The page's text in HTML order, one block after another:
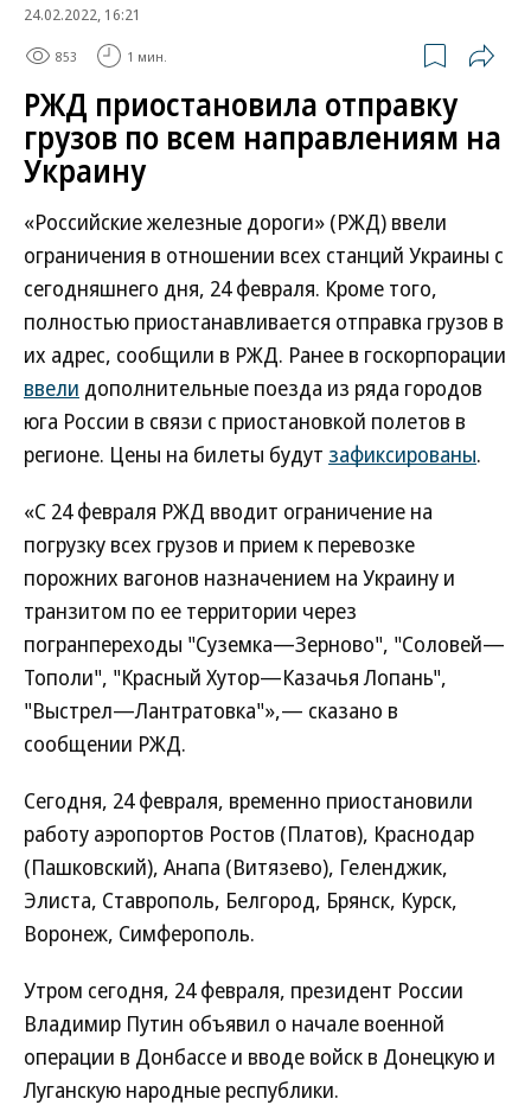
24.02.2022, 16:21
853 1 мин.
РЖД приостановила отправку
грузов по всем направлениям на
Украину
«Российские железные дороги» (РЖД) ввели
ограничения в отношении всех станций Украины с
сегодняшнего дня, 24 февраля. Кроме того,
полностью приостанавливается отправка грузов в
их адрес, сообщили в РЖД. Ранее в госкорпорации
ввели дополнительные поезда из ряда городов
юга России в связи с приостановкой полетов в
регионе. Цены на билеты будут зафиксированы.
«С 24 февраля РЖД вводит ограничение на
погрузку всех грузов и прием к перевозке
порожних вагонов назначением на Украину и
транзитом по ее территории через
погранпереходы "Суземка—Зерново", "Соловей—
Тополи", "Красный Хутор—Казачья Лопань",
"Выстрел—Лантратовка"»,— сказано в
сообщении РЖД.
Сегодня, 24 февраля, временно приостановили
работу аэропортов Ростов (Платов), Краснодар
(Пашковский), Анапа (Витязево), Геленджик,
Элиста, Ставрополь, Белгород, Брянск, Курск,
Воронеж, Симферополь.
Утром сегодня, 24 февраля, президент России
Владимир Путин объявил о начале военной
операции в Донбассе и вводе войск в Донецкую и
Луганскую народные республики.